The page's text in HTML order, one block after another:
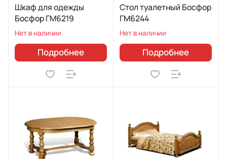
Шкаф для одежды
Босфор ГМ6219
Нет в наличии
Подробнее
Стол туалетный Босфор
ГМ6244
Нет в наличии
Подробнее